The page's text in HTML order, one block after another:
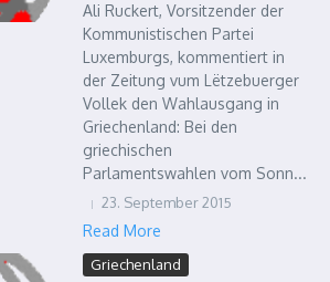
Ali Ruckert, Vorsitzender der
Kommunistischen Partei
Luxemburgs, kommentiert in
der Zeitung vum Lëtzebuerger
Vollek den Wahlausgang in
Griechenland: Bei den
griechischen
Parlamentswahlen vom Sonn...
23. September 2015
Read More
Griechenland